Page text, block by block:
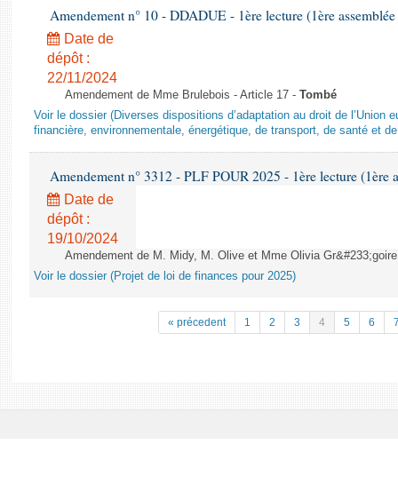
Amendement n° 10 - DDADUE - 1ère lecture (1ère
Date de
dépôt :
22/11/2024
Amendement de Mme Brulebois - Article 17 - Tombé
Voir le dossier (Diverses dispositions d’adaptation au droit de l’Union
financière, environnementale, énergétique, de transport, de santé et
Amendement n° 3312 - PLF POUR 2025 - 1ère lecture (1ère
Date de
dépôt :
19/10/2024
Amendement de M. Midy, M. Olive et Mme Olivia
Voir le dossier (Projet de loi de finances pour 2025)
« précedent 1 2 3 4 5 6